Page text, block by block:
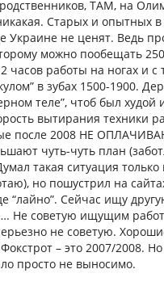
ТАМ, на
Старых и опытных
Украине не ценят. Ведь
можно пообещать
часов работы на ногах и с
в зубах 1500-1900.
теле”, чтоб был
вытирания техники
после 2008 НЕ
чуть-чуть план
такая ситуация только
но пошустрил на
“лайно”. Сейчас ищу
Не советую ищущим
не советую.
– это 2007/2008.
просто не выносимо.